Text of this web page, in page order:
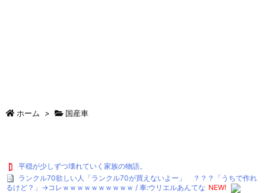
ホーム > 国産車
平穏が少しずつ壊れていく家族の物語。
ランクル70欲しい人「ランクル70が買えないよー」 ？？？「うちで作れ
るけど？」→コレｗｗｗｗｗｗｗｗｗｗ / 車:ウリエルあんてな NEW!